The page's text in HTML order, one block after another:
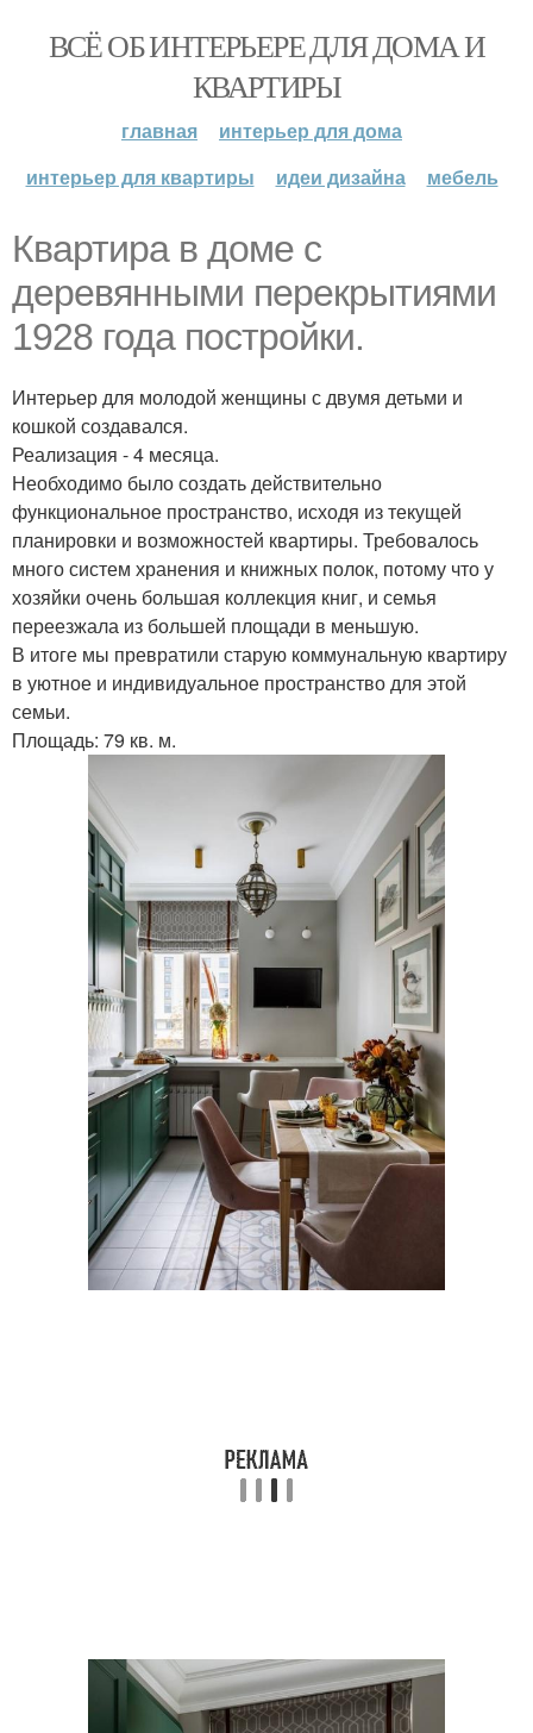
ВСЁ ОБ ИНТЕРЬЕРЕ ДЛЯ ДОМА И
КВАРТИРЫ
главная
интерьер для дома
интерьер для квартиры
идеи дизайна мебель
Квартира в доме с
деревянными перекрытиями
1928 года постройки.
Интерьер для молодой женщины с двумя детьми и
кошкой создавался.
Реализация - 4 месяца.
Необходимо было создать действительно
функциональное пространство, исходя из текущей
планировки и возможностей квартиры. Требовалось
много систем хранения и книжных полок, потому что у
хозяйки очень большая коллекция книг, и семья
переезжала из большей площади в меньшую.
В итоге мы превратили старую коммунальную квартиру
в уютное и индивидуальное пространство для этой
семьи.
Площадь: 79 кв. м.